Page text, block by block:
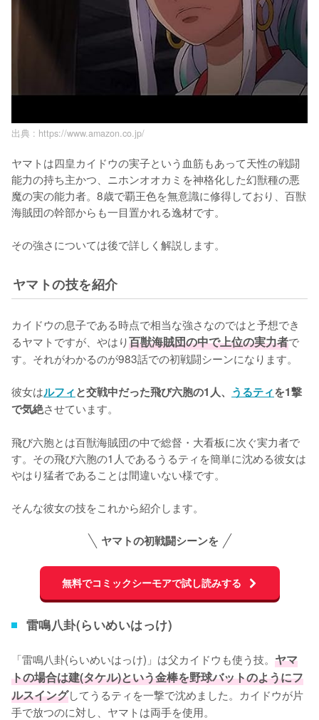
出典 : https://www.amazon.co.jp/
ヤマトは四皇カイドウの実子という血筋もあって天性の戦闘
能力の持ち主かつ、ニホンオオカミを神格化した幻獣種の悪
魔の実の能力者。8歳で覇王色を無意識に修得しており、百獣
海賊団の幹部からも一目置かれる逸材です。
その強さについては後で詳しく解説します。
ヤマトの技を紹介
カイドウの息子である時点で相当な強さなのではと予想でき
るヤマトですが、やはり百獣海賊団の中で上位の実力者で
す。それがわかるのが983話での初戦闘シーンになります。
彼女はルフィと交戦中だった飛び六胞の1人、 うるティを1撃
で気絶させています。
飛び六胞とは百獣海賊団の中で総督・大看板に次ぐ実力者で
す。その飛び六胞の1人であるうるティを簡単に沈める彼女は
やはり猛者であることは間違いない様です。
そんな彼女の技をこれから紹介します。
ヤマトの初戦闘シーンを
無料でコミックシーモアで試し読みする
雷鳴八卦(らいめいはっけ)
「雷鳴八卦(らいめいはっけ)」は父カイドウも使う技。 ヤマ
トの場合は建(タケル)という金棒を野球バットのようにフ
ルスイングしてうるティを一撃で沈めました。カイドウが片
手で放つのに対し、ヤマトは両手を使用。